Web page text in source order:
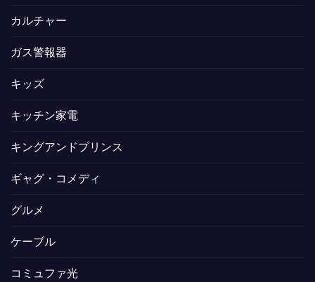
カルチャー
ガス警報器
キッズ
キッチン家電
キングアンドプリンス
ギャグ・コメディ
グルメ
ケーブル
コミュファ光